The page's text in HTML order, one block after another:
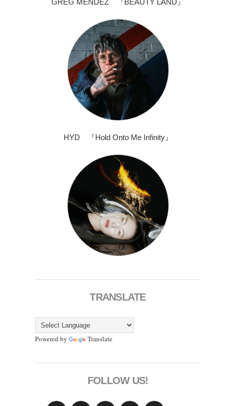
GREG MENDEZ 『BEAUTY LAND』
HYD 『Hold Onto Me Infinity』
TRANSLATE
Powered by Translate
FOLLOW US!